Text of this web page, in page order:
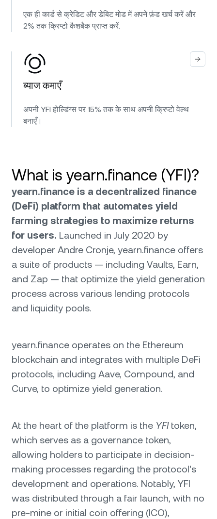
एक ही कार्ड से क्रेडिट और डेबिट मोड में अपने फ़ंड खर्च करें और
2% तक क्रिप्टो कैशबैक प्राप्त करें.
ब्याज कमाएँ
अपनी YFI होल्डिंग्स पर 15% तक के साथ अपनी क्रिप्टो वेल्थ
बनाएँ।
What is yearn.finance (YFI)?
yearn.finance is a decentralized finance
(DeFi) platform that automates yield
farming strategies to maximize returns
for users. Launched in July 2020 by
developer Andre Cronje, yearn.finance offers
a suite of products — including Vaults, Earn,
and Zap — that optimize the yield generation
process across various lending protocols
and liquidity pools.
yearn.finance operates on the Ethereum
blockchain and integrates with multiple DeFi
protocols, including Aave, Compound, and
Curve, to optimize yield generation.
At the heart of the platform is the YFItoken,
which serves as a governance token,
allowing holders to participate in decision-
making processes regarding the protocol's
development and operations. Notably, YFI
was distributed through a fair launch, with no
pre-mine or initial coin offering (ICO),